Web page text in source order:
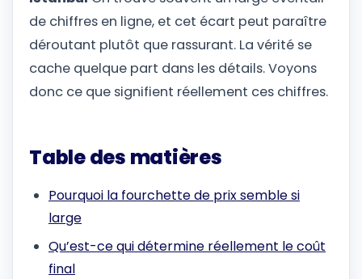
de chiffres en ligne, et cet écart peut paraître
déroutant plutôt que rassurant. La vérité se
cache quelque part dans les détails. Voyons
donc ce que signifient réellement ces chiffres.
Table des matières
Pourquoi la fourchette de prix semble si
large
Qu’est-ce qui détermine réellement le coût
final